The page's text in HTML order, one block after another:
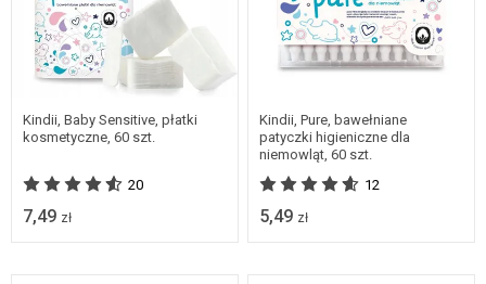
Kindii, Baby Sensitive, płatki
kosmetyczne, 60 szt.
20
7,49 zł
Kindii, Pure, bawełniane
patyczki higieniczne dla
niemowląt, 60 szt.
12
5,49 zł